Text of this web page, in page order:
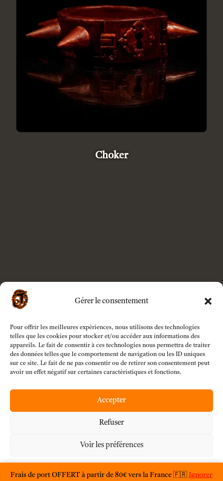
Gérer le consentement
Pour offrir les meilleures expériences, nous utilisons des technologies
telles que les cookies pour stocker et/ou accéder aux informations des
appareils. Le fait de consentir à ces technologies nous permettra de traiter
des données telles que le comportement de navigation ou les ID uniques
sur ce site. Le fait de ne pas consentir ou de retirer son consentement peut
avoir un effet négatif sur certaines caractéristiques et fonctions.
Accepter
Refuser
Voir les préférences
Frais de port OFFERT à partir de 80€ vers la France 🇫🇷 Ignorer
Choker